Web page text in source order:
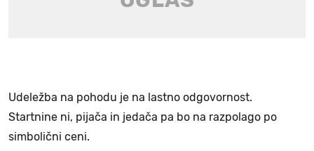
Udeležba na pohodu je na lastno odgovornost.
Startnine ni, pijača in jedača pa bo na razpolago po
simbolični ceni.